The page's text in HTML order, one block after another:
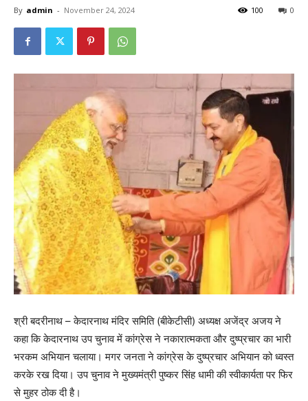
By admin - November 24, 2024 0
100
श्री बदरीनाथ – केदारनाथ मंदिर समिति (बीकेटीसी) अध्यक्ष अजेंद्र अजय ने
कहा कि केदारनाथ उप चुनाव में कांग्रेस ने नकारात्मकता और दुष्प्रचार का भारी
भरकम अभियान चलाया। मगर जनता ने कांग्रेस के दुष्प्रचार अभियान को ध्वस्त
करके रख दिया। उप चुनाव ने मुख्यमंत्री पुष्कर सिंह धामी की स्वीकार्यता पर फिर
से मुहर ठोक दी है।